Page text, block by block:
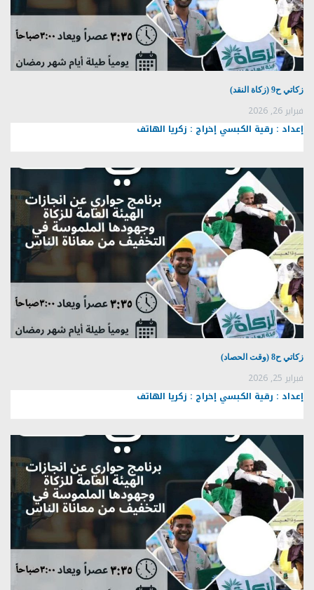
زكاتي ح9 (زكاة النقد)
فبراير 26, 2026
إعداد : رقية الكبسي إخراج : زكريا الهاتف
زكاتي ح8 (وقت الحصاد)
فبراير 25, 2026
إعداد : رقية الكبسي إخراج : زكريا الهاتف